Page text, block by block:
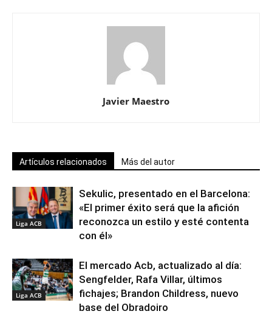
Javier Maestro
Artículos relacionados Más del autor
Liga ACB
Sekulic, presentado en el Barcelona:
«El primer éxito será que la afición
reconozca un estilo y esté contenta
con él»
Liga ACB
El mercado Acb, actualizado al día:
Sengfelder, Rafa Villar, últimos
fichajes; Brandon Childress, nuevo
base del Obradoiro